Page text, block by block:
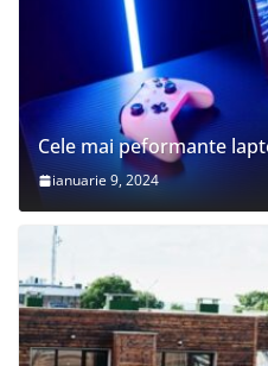
Cele mai peformante
ianuarie 9, 2024